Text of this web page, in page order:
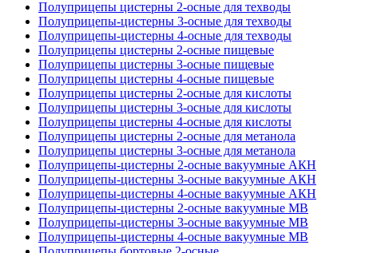
Полуприцепы цистерны 2-осные для техводы
Полуприцепы-цистерны 3-осные для техводы
Полуприцепы-цистерны 4-осные для техводы
Полуприцепы цистерны 2-осные пищевые
Полуприцепы цистерны 3-осные пищевые
Полуприцепы цистерны 4-осные пищевые
Полуприцепы цистерны 2-осные для кислоты
Полуприцепы цистерны 3-осные для кислоты
Полуприцепы цистерны 4-осные для кислоты
Полуприцепы цистерны 2-осные для метанола
Полуприцепы цистерны 3-осные для метанола
Полуприцепы-цистерны 2-осные вакуумные АКН
Полуприцепы-цистерны 3-осные вакуумные АКН
Полуприцепы-цистерны 4-осные вакуумные АКН
Полуприцепы-цистерны 2-осные вакуумные МВ
Полуприцепы-цистерны 3-осные вакуумные МВ
Полуприцепы-цистерны 4-осные вакуумные МВ